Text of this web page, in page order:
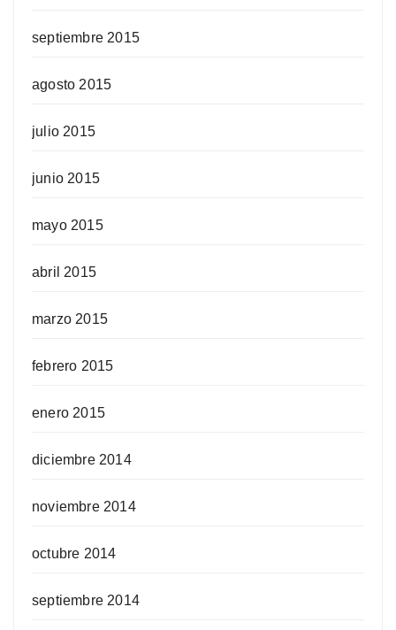
septiembre 2015
agosto 2015
julio 2015
junio 2015
mayo 2015
abril 2015
marzo 2015
febrero 2015
enero 2015
diciembre 2014
noviembre 2014
octubre 2014
septiembre 2014